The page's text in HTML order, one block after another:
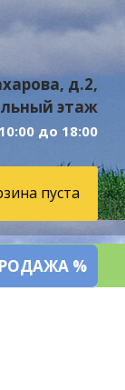
д.2,
этаж
до 18:00
пуста
%